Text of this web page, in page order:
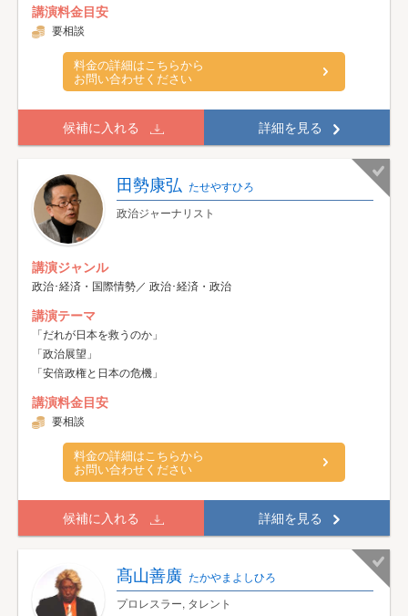
講演料金目安
要相談
料金の詳細はこちらから
お問い合わせください
候補に入れる 詳細を見る
田勢康弘 たせやすひろ
政治ジャーナリスト
講演ジャンル
政治･経済・国際情勢／ 政治･経済・政治
講演テーマ
「だれが日本を救うのか」
「政治展望」
「安倍政権と日本の危機」
講演料金目安
要相談
料金の詳細はこちらから
お問い合わせください
候補に入れる 詳細を見る
髙山善廣 たかやまよしひろ
プロレスラー, タレント